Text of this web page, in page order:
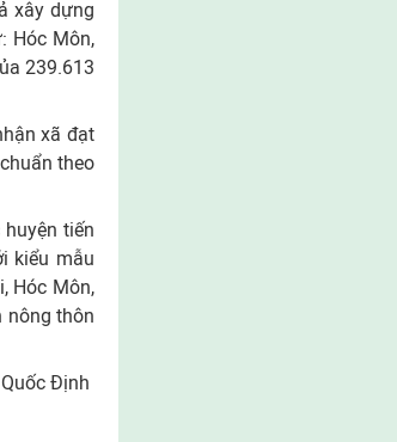
xây dựng
Hóc Môn,
239.613
xã đạt
theo
tiến
kiểu mẫu
Hóc Môn,
nông thôn
Quốc Định